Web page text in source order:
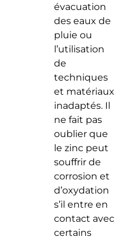
évacuation
des eaux de
pluie ou
l’utilisation
de
techniques
et matériaux
inadaptés. Il
ne fait pas
oublier que
le zinc peut
souffrir de
corrosion et
d’oxydation
s’il entre en
contact avec
certains